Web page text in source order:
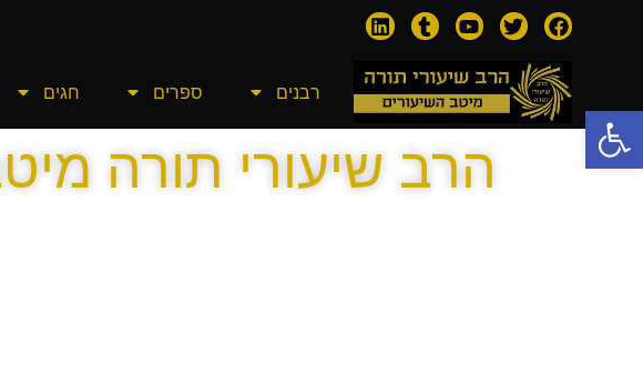
פתח סרגל נגישות
רבנים ספרים חגים
הרב שיעורי תורה